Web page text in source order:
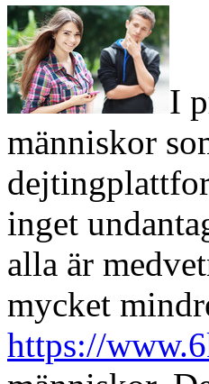
I
människor
inget
alla är
mycket
https://